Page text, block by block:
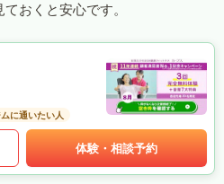
おくと安心です。
に通いたい人
体験・相談予約